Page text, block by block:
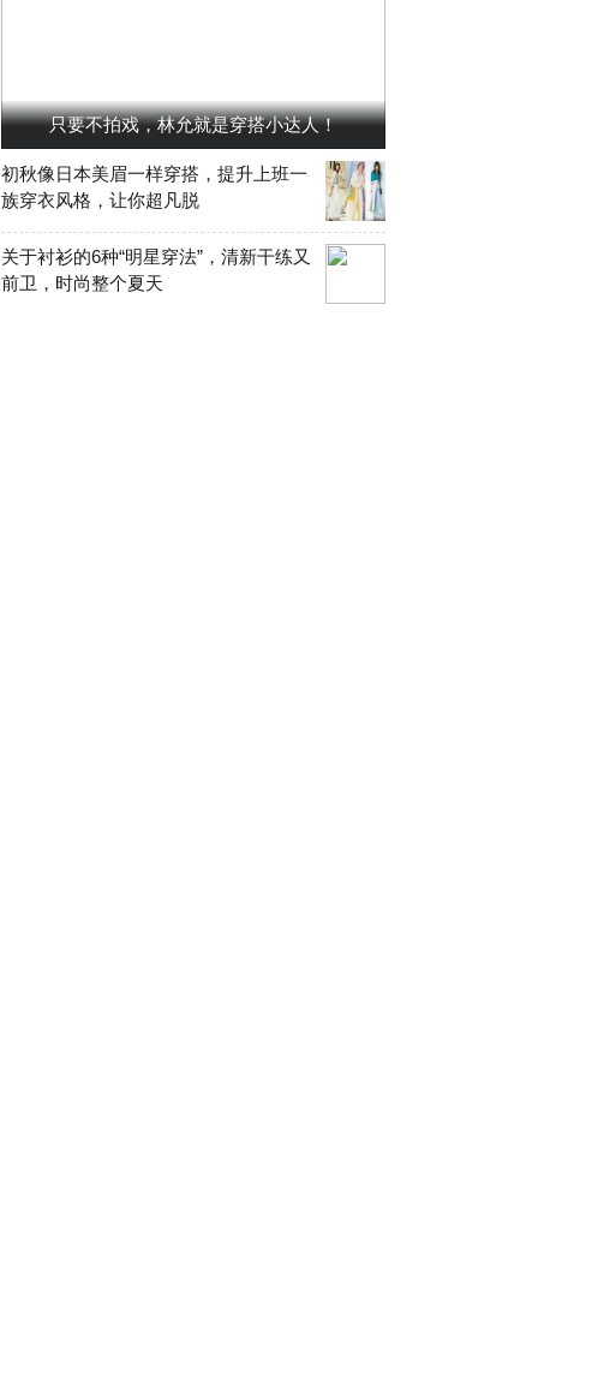
只要不拍戏，林允就是穿搭小达人！
初秋像日本美眉一样穿搭，提升上班一
族穿衣风格，让你超凡脱
关于衬衫的6种“明星穿法”，清新干练又
前卫，时尚整个夏天